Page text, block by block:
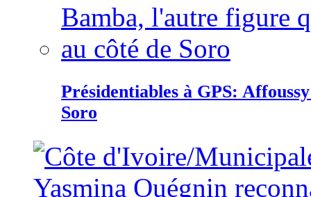
Présidentiables à GPS:
Soro